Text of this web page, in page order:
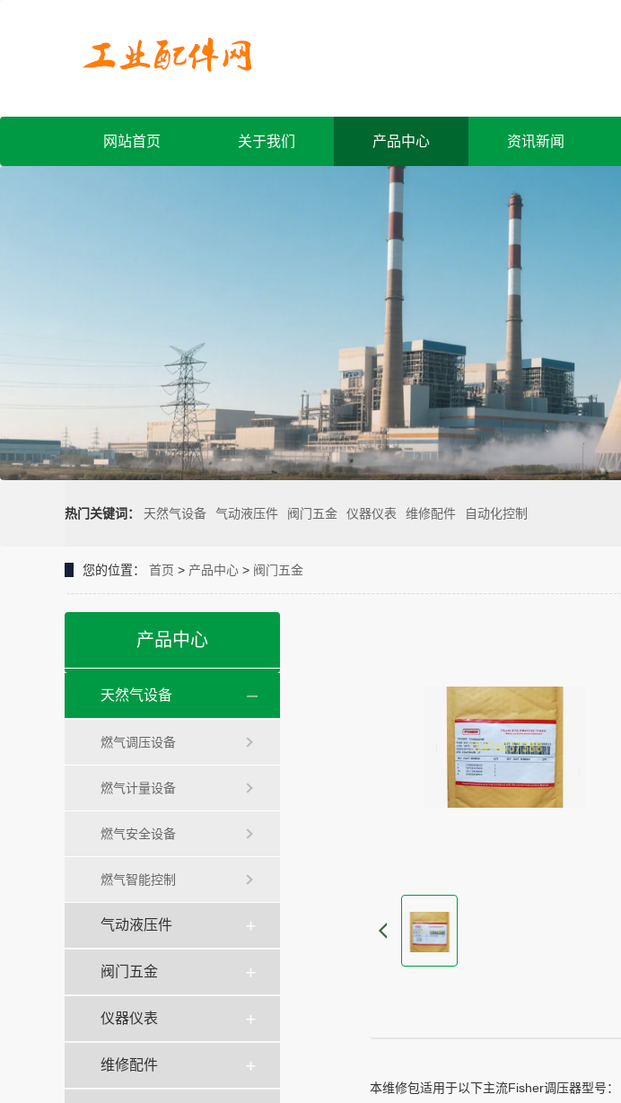
网站首页 关于我们 产品中心 资讯新闻
热门关键词： 天然气设备 气动液压件 阀门五金 仪器仪表 维修配件 自动化控制
您的位置： 首页 > 产品中心 > 阀门五金
产品中心
天然气设备
燃气调压设备
燃气计量设备
燃气安全设备
燃气智能控制
气动液压件
阀门五金
仪器仪表
维修配件
本维修包适用于以下主流Fisher调压器型号：